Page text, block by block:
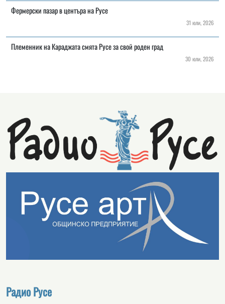
Фермерски пазар в центъра на Русе
31 юли, 2026
Племенник на Караджата смята Русе за свой роден град
30 юли, 2026
Радио Русе